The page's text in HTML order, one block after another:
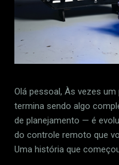
Olá pessoal, Às vezes
termina sendo algo
de planejamento — é
do controle remoto que
Uma história que